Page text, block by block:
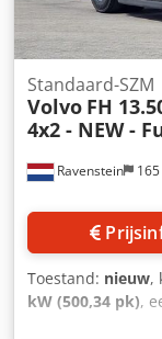
Ravenstein
Standaard-SZM
Volvo FH
4x2 - NEW -
Toestand: nieuw,
kW (500,34 pk),